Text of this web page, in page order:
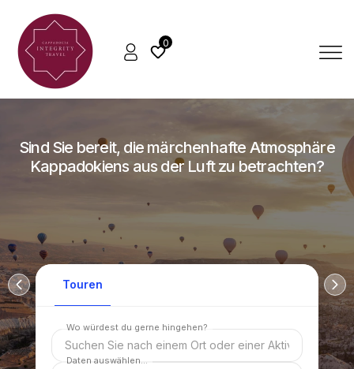
0
Sind Sie bereit, die märchenhafte Atmosphäre
Kappadokiens aus der Luft zu betrachten?
Touren
Wo würdest du gerne hingehen?
Suchen Sie nach einem Ort oder einer Aktivität
Daten auswählen...